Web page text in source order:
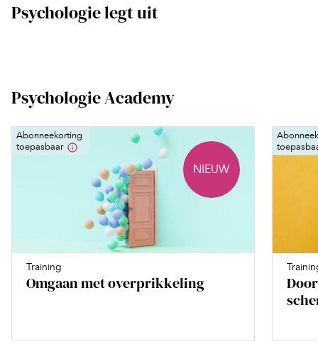
Psychologie legt uit
Psychologie Academy
Abonneekorting
toepasbaar
NIEUW
Training
Omgaan met overprikkeling